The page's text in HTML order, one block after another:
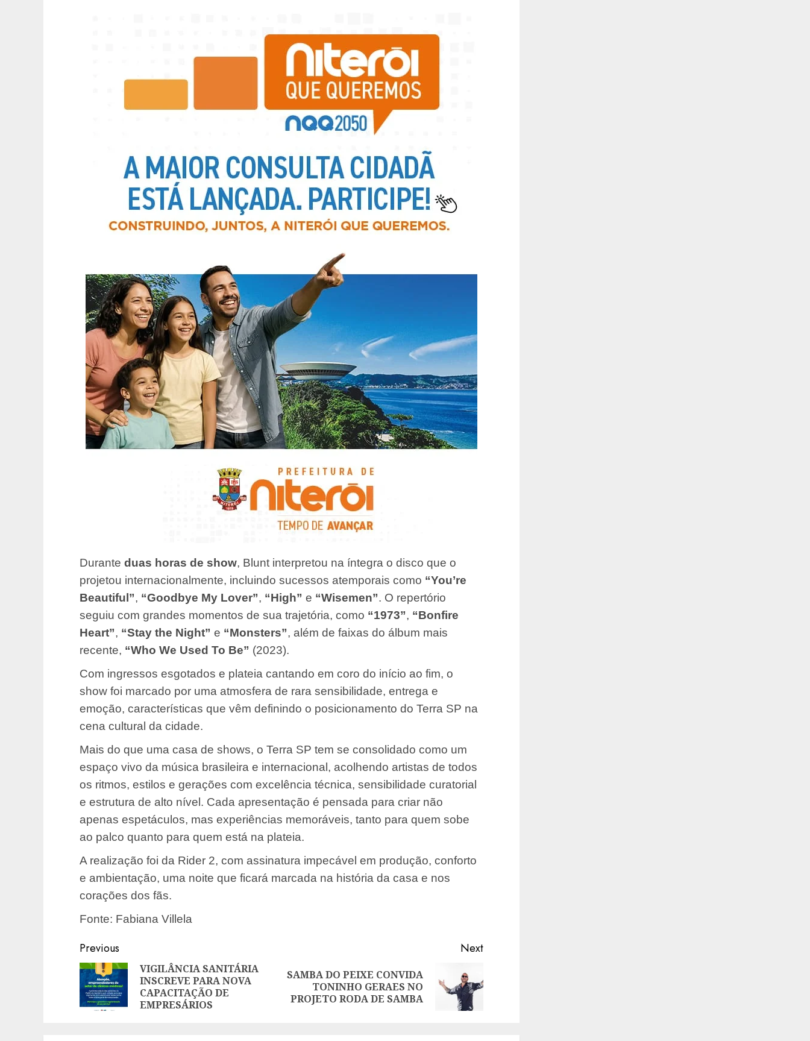
Durante duas horas de show, Blunt interpretou na íntegra o disco que o
projetou internacionalmente, incluindo sucessos atemporais como “You’re
Beautiful”, “Goodbye My Lover”, “High” e “Wisemen”. O repertório
seguiu com grandes momentos de sua trajetória, como “1973”, “Bonfire
Heart”, “Stay the Night” e “Monsters”, além de faixas do álbum mais
recente, “Who We Used To Be” (2023).
Com ingressos esgotados e plateia cantando em coro do início ao fim, o
show foi marcado por uma atmosfera de rara sensibilidade, entrega e
emoção, características que vêm definindo o posicionamento do Terra SP na
cena cultural da cidade.
Mais do que uma casa de shows, o Terra SP tem se consolidado como um
espaço vivo da música brasileira e internacional, acolhendo artistas de todos
os ritmos, estilos e gerações com excelência técnica, sensibilidade curatorial
e estrutura de alto nível. Cada apresentação é pensada para criar não
apenas espetáculos, mas experiências memoráveis, tanto para quem sobe
ao palco quanto para quem está na plateia.
A realização foi da Rider 2, com assinatura impecável em produção, conforto
e ambientação, uma noite que ficará marcada na história da casa e nos
corações dos fãs.
Fonte: Fabiana Villela
Post
navigation
Previous
Previous
post:
VIGILÂNCIA SANITÁRIA
INSCREVE PARA NOVA
CAPACITAÇÃO DE
EMPRESÁRIOS
Next
Next
post:
SAMBA DO PEIXE CONVIDA
TONINHO GERAES NO
PROJETO RODA DE SAMBA